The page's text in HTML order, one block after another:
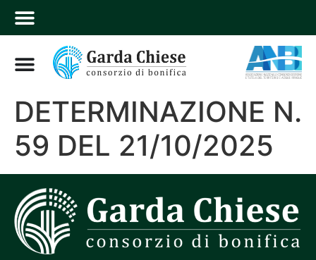
DETERMINAZIONE N.
59 DEL 21/10/2025